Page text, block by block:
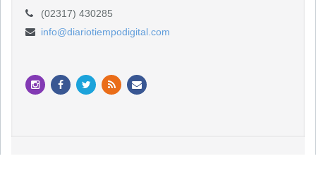
(02317) 430285
info@diariotiempodigital.com